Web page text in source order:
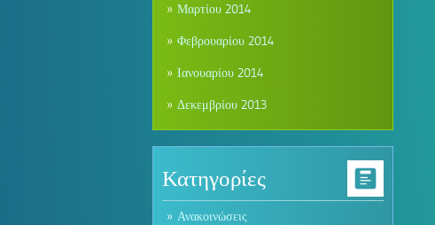
Μαρτίου 2014
Φεβρουαρίου 2014
Ιανουαρίου 2014
Δεκεμβρίου 2013
Κατηγορίες
Ανακοινώσεις